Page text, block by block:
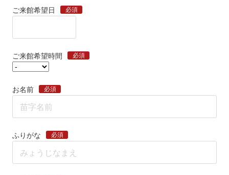
ご来館希望日 必須
ご来館希望時間 必須
お名前 必須
ふりがな 必須